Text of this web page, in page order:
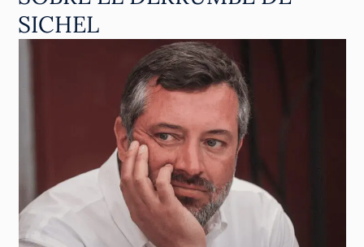
SICHEL